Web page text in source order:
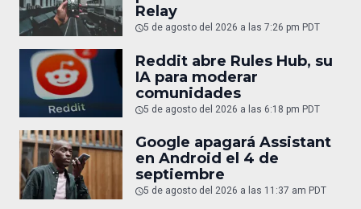
Relay
5 de agosto del 2026 a las 7:26 pm PDT
Reddit abre Rules Hub, su
IA para moderar
comunidades
5 de agosto del 2026 a las 6:18 pm PDT
Google apagará Assistant
en Android el 4 de
septiembre
5 de agosto del 2026 a las 11:37 am PDT